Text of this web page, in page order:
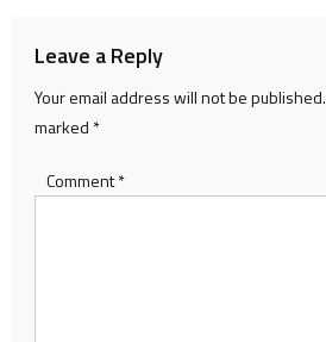
Leave a Reply
Your email address will not be published.
marked *
Comment*